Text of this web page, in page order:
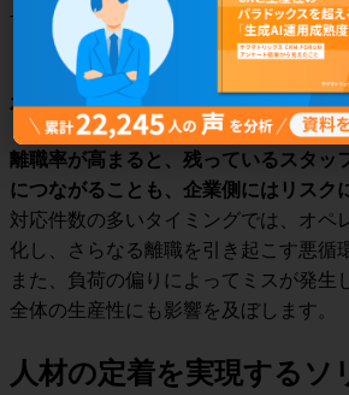
すると、人的資源も管理コストも浪費
してしまいます。
在職オペレーターに負荷が集中
離職率が高まると、残っているスタッ
につながることも、企業側にはリスク
対応件数の多いタイミングでは、オペ
化し、さらなる離職を引き起こす悪循
また、負荷の偏りによってミスが発生
全体の生産性にも影響を及ぼします。
人材の定着を実現するソ